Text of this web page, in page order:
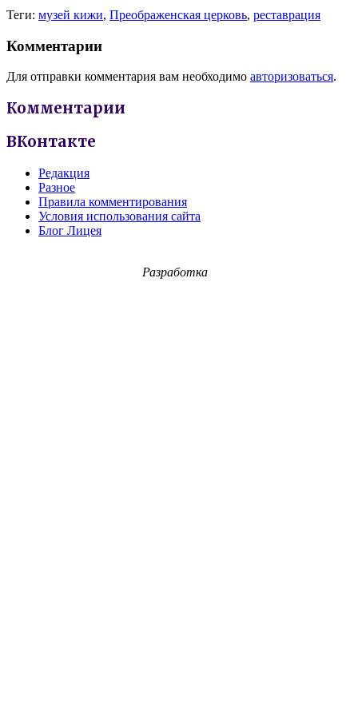
Теги: музей кижи, Преображенская церковь, реставрация
Комментарии
Для отправки комментария вам необходимо авторизоваться.
Комментарии
ВКонтакте
Редакция
Разное
Правила комментирования
Условия использования сайта
Блог Лицея
Разработка